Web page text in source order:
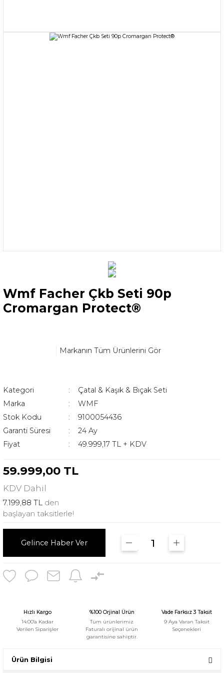
Wmf Facher Çkb Seti 90p
Cromargan Protect®
Markanın Tüm Ürünlerini Gör
Kategori
Çatal & Kaşık & Bıçak Seti
Marka
WMF
Stok Kodu
9100054436
Garanti Süresi
24 Ay
Fiyat
49.999,17 TL + KDV
59.999,00 TL
KDV Dahil
7.199,88 TL den
başlayan taksitlerle!
Gelince Haber Ver
Hızlı Kargo
14:00'a Kadar
Verilen Siparişler
%100 Orjinal Ürün
Tüm ürünlerimiz
Faturalı orijinal ürün
garantisine sahiptir.
Vade Farksız 3 Taksit
9 Aya Varan Taksit
Seçenekleri
Ürün Bilgisi